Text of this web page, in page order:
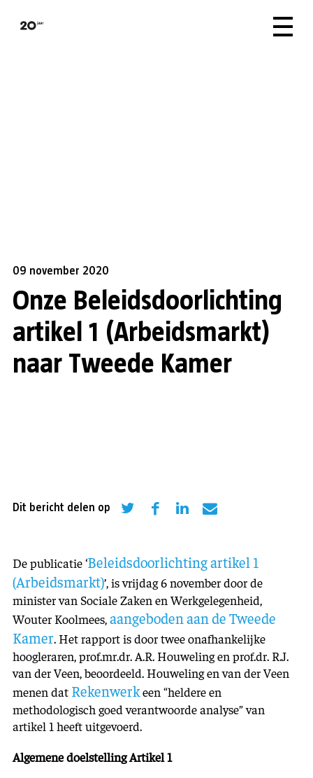
09 november 2020
Onze Beleidsdoorlichting
artikel 1 (Arbeidsmarkt)
naar Tweede Kamer
Dit bericht delen op
De publicatie ‘Beleidsdoorlichting artikel 1
(Arbeidsmarkt)’, is vrijdag 6 november door de
minister van Sociale Zaken en Werkgelegenheid,
Wouter Koolmees,aangeboden aan de Tweede
Kamer. Het rapport is door twee onafhankelijke
hoogleraren, prof.mr.dr. A.R. Houweling en prof.dr. R.J.
van der Veen, beoordeeld. Houweling en van der Veen
menen dat Rekenwerkeen “heldere en
methodologisch goed verantwoorde analyse” van
artikel 1 heeft uitgevoerd.
Algemene doelstelling Artikel 1